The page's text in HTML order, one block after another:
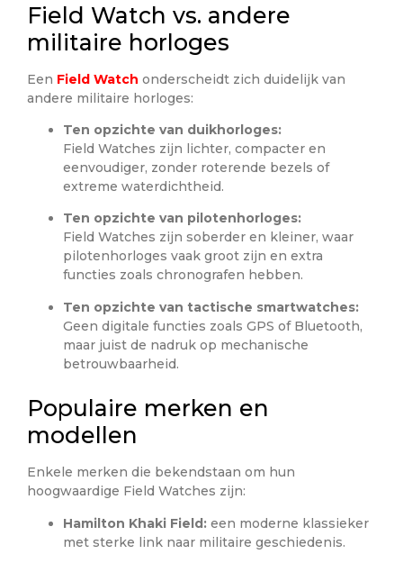
Field Watch vs. andere
militaire horloges
Een Field Watch onderscheidt zich duidelijk van
andere militaire horloges:
Ten opzichte van duikhorloges:
Field Watches zijn lichter, compacter en
eenvoudiger, zonder roterende bezels of
extreme waterdichtheid.
Ten opzichte van pilotenhorloges:
Field Watches zijn soberder en kleiner, waar
pilotenhorloges vaak groot zijn en extra
functies zoals chronografen hebben.
Ten opzichte van tactische smartwatches:
Geen digitale functies zoals GPS of Bluetooth,
maar juist de nadruk op mechanische
betrouwbaarheid.
Populaire merken en
modellen
Enkele merken die bekendstaan om hun
hoogwaardige Field Watches zijn:
Hamilton Khaki Field: een moderne klassieker
met sterke link naar militaire geschiedenis.